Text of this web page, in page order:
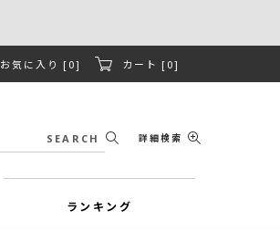
お気に入り [0] カート [0]
詳細検索
ランキング